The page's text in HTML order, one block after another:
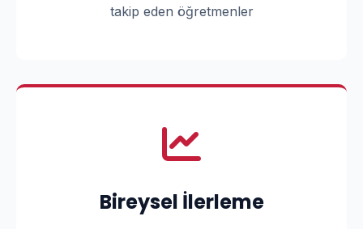
takip eden öğretmenler
Bireysel İlerleme